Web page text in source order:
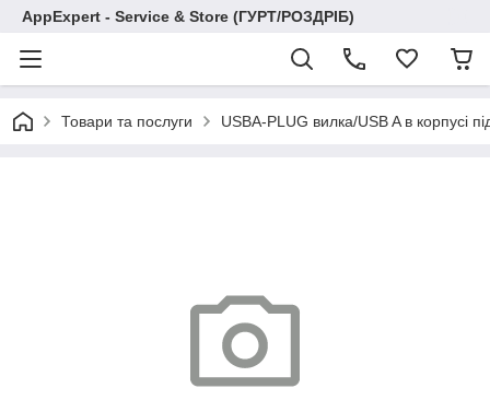
AppExpert - Service & Store (ГУРТ/РОЗДРІБ)
Товари та послуги USBA-PLUG вилка/USB A в корпусі